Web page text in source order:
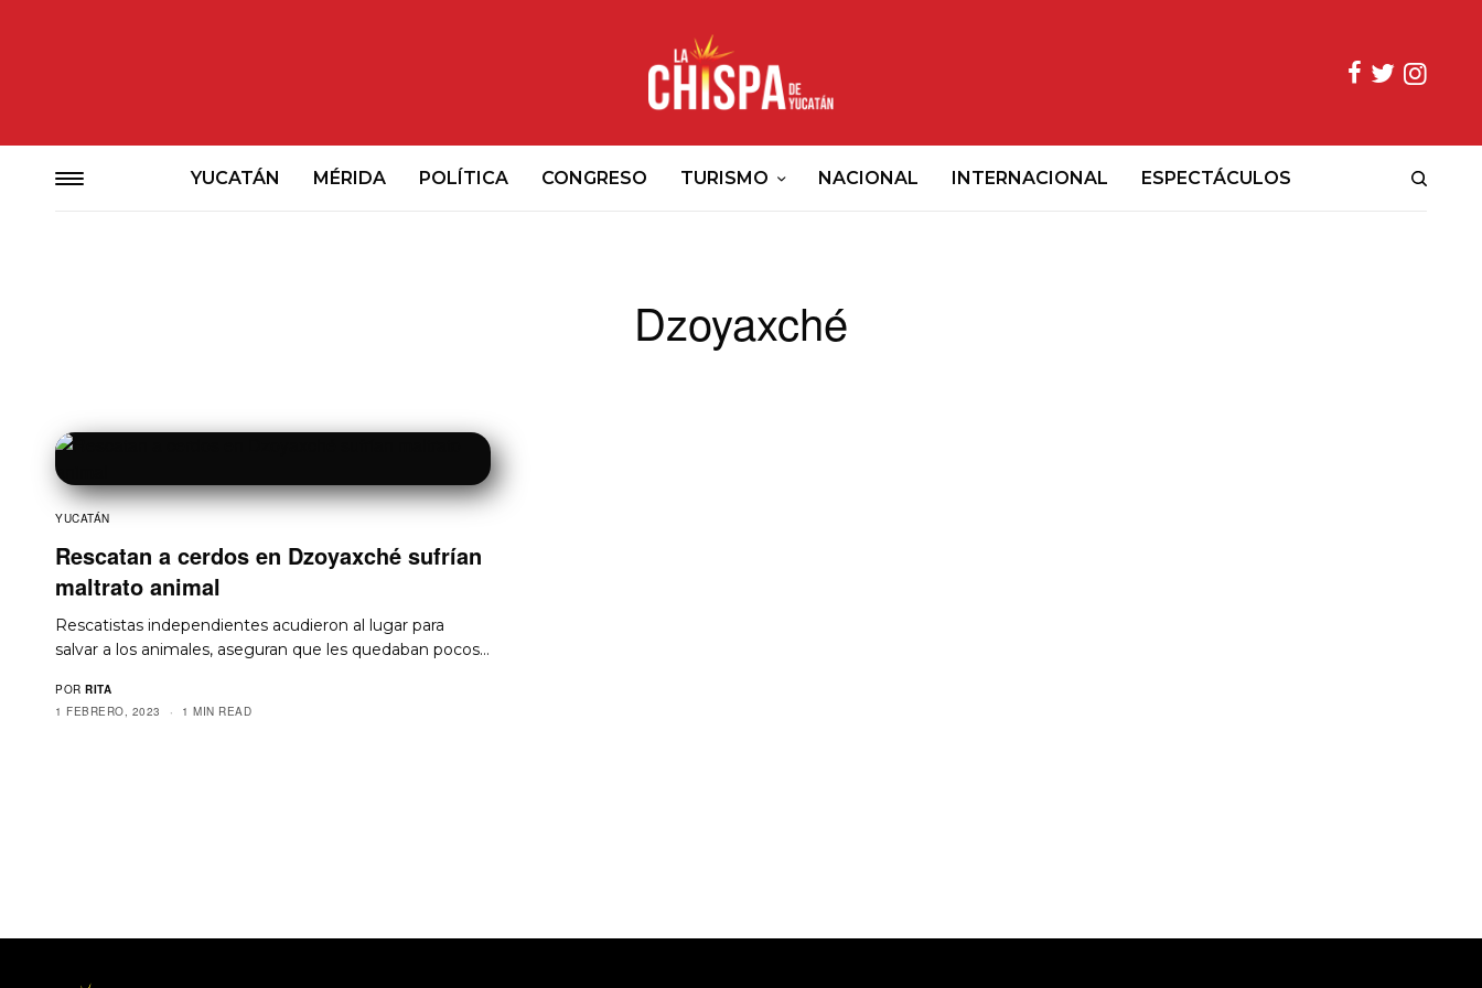
YUCATÁN MÉRIDA POLÍTICA CONGRESO TURISMO NACIONAL INTERNACIONAL ESPECTÁCULOS
Dzoyaxché
YUCATÁN
Rescatan a cerdos en Dzoyaxché sufrían
maltrato animal
Rescatistas independientes acudieron al lugar para
salvar a los animales, aseguran que les quedaban pocos…
POR RITA
1 FEBRERO, 2023
1 MIN READ